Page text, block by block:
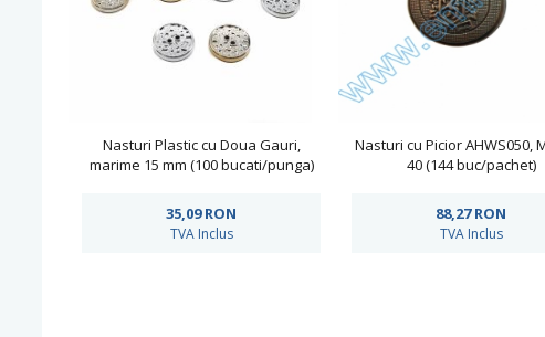
Nasturi Plastic cu Doua Gauri,
marime 15 mm (100 bucati/punga)
35,09RON
TVA Inclus
Nasturi cu Picior AHWS050,
40 (144 buc/pachet)
88,27RON
TVA Inclus